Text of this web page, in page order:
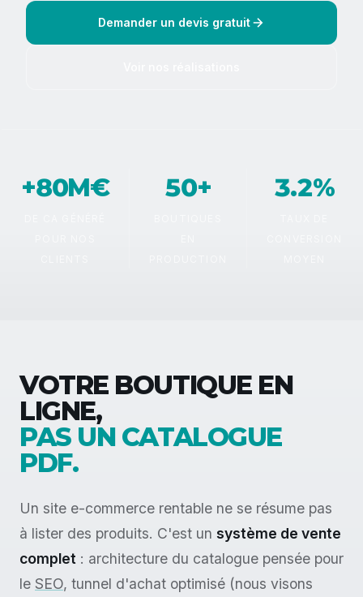
Demander un devis gratuit
+80M€ 50+ 3.2%
VOTRE BOUTIQUE EN
LIGNE,
PAS UN CATALOGUE
PDF.
Un site e-commerce rentable ne se résume pas
à lister des produits. C'est un système de vente
complet : architecture du catalogue pensée pour
le SEO, tunnel d'achat optimisé (nous visons